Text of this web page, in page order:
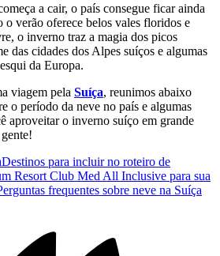
a cair, o país consegue ficar ainda
o verão oferece belos vales floridos e
o inverno traz a magia dos picos
das cidades dos Alpes suíços e algumas
da Europa.
viagem pela Suíça, reunimos abaixo
o período da neve no país e algumas
aproveitar o inverno suíço em grande
Destinos para incluir no roteiro de
Resort Club Med All Inclusive para sua
frequentes sobre neve na Suíça